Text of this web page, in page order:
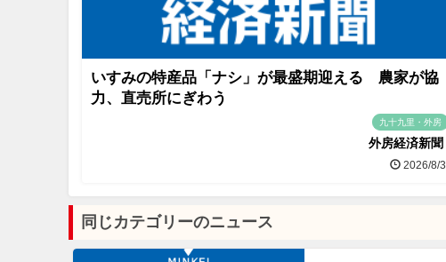
いすみの特産品「ナシ」が最盛期迎える 農家が協
力、直売所にぎわう
九十九里・外房
外房経済新聞
2026/8/3
同じカテゴリーのニュース